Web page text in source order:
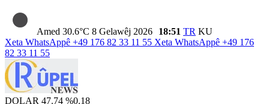
Amed 30.6°C 8 Gelawêj 2026 18:51 TR KU
Xeta WhatsAppê +49 176 82 33 11 55 Xeta WhatsAppê +49 176
82 33 11 55
DOLAR 47.74 %0.18